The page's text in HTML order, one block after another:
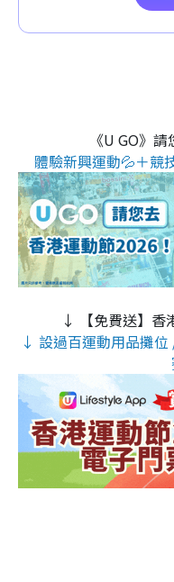
《U GO》
體驗新興運動💦＋競
↓ 【免費送】香
↓ 設過百運動用品攤